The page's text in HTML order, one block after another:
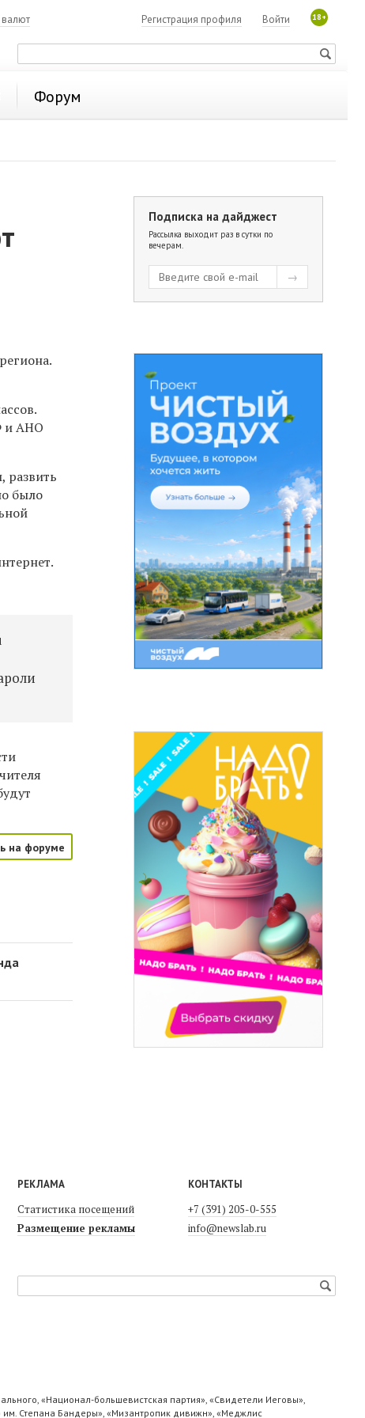
валют 18+
Войти
Регистрация профиля
Форум
и АНО
развить
было
на форуме
Подписка на дайджест
Рассылка выходит раз в сутки по
вечерам.
РЕКЛАМА
Статистика посещений
Размещение рекламы
КОНТАКТЫ
+7 (391) 205-0-555
info@newslab.ru
«Национал-большевистская партия», «Свидетели Иеговы»,
Степана Бандеры», «Мизантропик дивижн», «Меджлис